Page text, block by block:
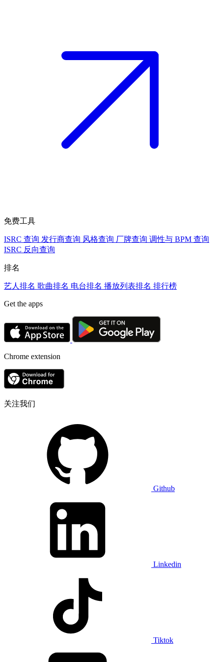
免费工具
ISRC 查询 发行商查询 风格查询 厂牌查询 调性与 BPM 查询
ISRC 反向查询
排名
艺人排名 歌曲排名 电台排名 播放列表排名 排行榜
Get the apps
Chrome extension
关注我们
Github
Linkedin
Tiktok